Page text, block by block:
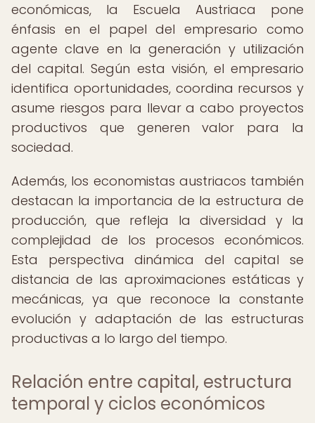
económicas, la Escuela Austriaca pone
énfasis en el papel del empresario como
agente clave en la generación y utilización
del capital. Según esta visión, el empresario
identifica oportunidades, coordina recursos y
asume riesgos para llevar a cabo proyectos
productivos que generen valor para la
sociedad.
Además, los economistas austriacos también
destacan la importancia de la estructura de
producción, que refleja la diversidad y la
complejidad de los procesos económicos.
Esta perspectiva dinámica del capital se
distancia de las aproximaciones estáticas y
mecánicas, ya que reconoce la constante
evolución y adaptación de las estructuras
productivas a lo largo del tiempo.
Relación entre capital, estructura
temporal y ciclos económicos